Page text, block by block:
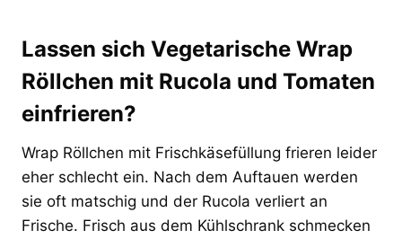
Lassen sich Vegetarische Wrap
Röllchen mit Rucola und Tomaten
einfrieren?
Wrap Röllchen mit Frischkäsefüllung frieren leider
eher schlecht ein. Nach dem Auftauen werden
sie oft matschig und der Rucola verliert an
Frische. Frisch aus dem Kühlschrank schmecken